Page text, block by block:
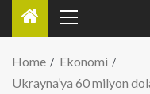
Home
Ekonomi
Ukrayna’ya 60 milyon